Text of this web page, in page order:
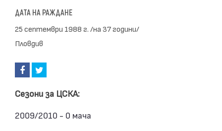
ДАТА НА РАЖДАНЕ
25 септември 1988 г. /на 37 години/
Пловдив
Сезони за ЦСКА:
2009/2010 - 0 мача